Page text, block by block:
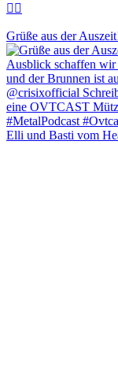
👇🏼
Grüße aus der
Elli und Basti vom